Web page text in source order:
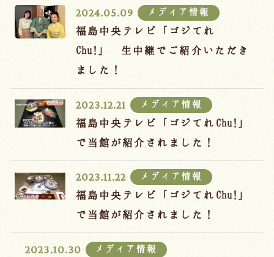
2024.05.09 メディア情報
福島中央テレビ「ゴジてれ
Chu!」 生中継でご紹介いただき
ました！
2023.12.21 メディア情報
福島中央テレビ「ゴジてれChu!」
で当館が紹介されました！
2023.11.22 メディア情報
福島中央テレビ「ゴジてれChu!」
で当館が紹介されました！
2023.10.30 メディア情報
Tel.024-542-2226/ 9:00~18:00
Language